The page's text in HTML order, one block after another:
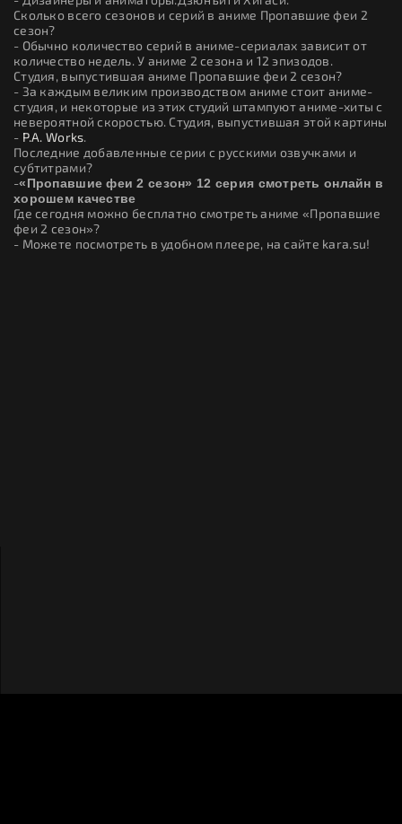
Сколько всего сезонов и серий в аниме Пропавшие феи 2
сезон?
- Обычно количество серий в аниме-сериалах зависит от
количество недель. У аниме 2 сезона и 12 эпизодов.
Студия, выпустившая аниме Пропавшие феи 2 сезон?
- За каждым великим производством аниме стоит аниме-
студия, и некоторые из этих студий штампуют аниме-хиты с
невероятной скоростью. Студия, выпустившая этой картины
- P.A. Works.
Последние добавленные серии с русскими озвучками и
субтитрами?
-«Пропавшие феи 2 сезон» 12 серия смотреть онлайн в
хорошем качестве
Где сегодня можно бесплатно смотреть аниме «Пропавшие
феи 2 сезон»?
- Можете посмотреть в удобном плеере, на сайте kara.su!